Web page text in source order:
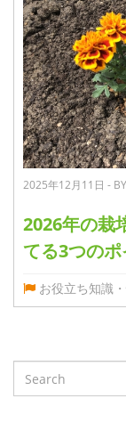
2025年12月11日 -
2026年の栽
てる3つのポ
お役立ち知識